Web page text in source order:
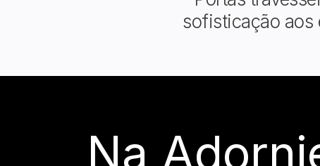
sofisticação aos
Na